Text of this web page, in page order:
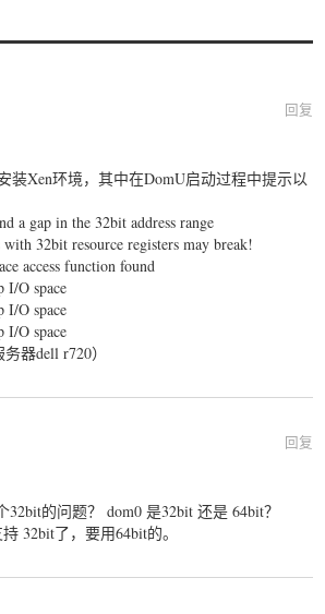
回复
装Xen环境，其中在DomU启动过程中提示以
a gap in the 32bit address range
32bit resource registers may break!
access function found
I/O space
I/O space
I/O space
器dell r720）
回复
32bit的问题？ dom0 是32bit 还是 64bit？
32bit了，要用64bit的。